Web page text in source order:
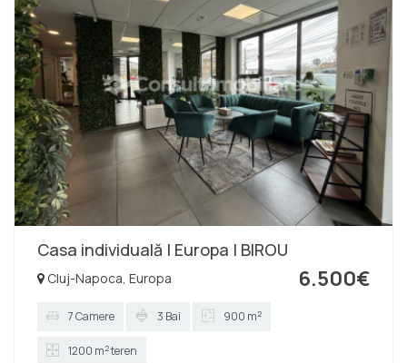
grup sanitar -etaj: 3 încăperi, 1 grup sanitar -mansarda:
2 open-space-uri Dispune de asemenea de 3
balcoane si 2 parcări. Zona este foarte ușor accesibila
s...
Casa individuală | Europa | BIROU
6.500€
Cluj-Napoca, Europa
7 Camere 3 Bai 900 m2
1200 m2teren